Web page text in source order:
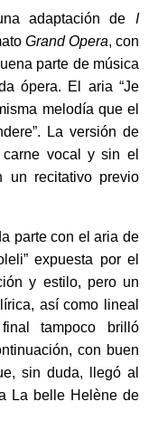
adaptación de I
Grand Opera, con
parte de música
ópera. El aria “Je
melodía que el
La versión de
vocal y sin el
un recitativo previo
parte con el aria de
expuesta por el
y estilo, pero un
así como lineal
tampoco brilló
con buen
sin duda, llegó al
La belle Helène de